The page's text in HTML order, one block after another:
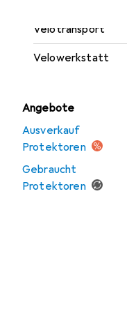
Velotransport
Velowerkstatt
Angebote
Ausverkauf
Protektoren
Gebraucht
Protektoren